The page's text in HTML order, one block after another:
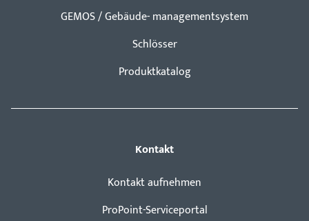
GEMOS / Gebäude- managementsystem
Schlösser
Produktkatalog
Kontakt
Kontakt aufnehmen
ProPoint-Serviceportal